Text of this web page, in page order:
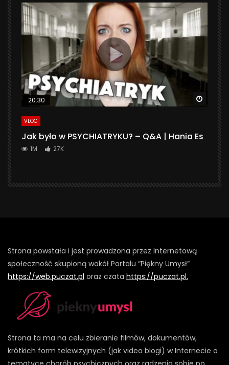
20:30
VLOG
Jak było w PSYCHIATRYKU? – Q&A | Hania Es
1M 27K
Strona powstała i jest prowadzona przez Internetową
społeczność skupioną wokół Portalu “Piękny Umysł”
https://web.puczat.pl oraz czata https://puczat.pl.
Strona ta ma na celu zbieranie filmów, dokumentów,
krótkich form telewizyjnych (jak video blogi) w Internecie o